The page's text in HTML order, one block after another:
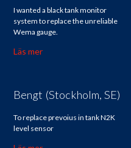
I wanted a black tank monitor
system to replace the unreliable
Wema gauge.
Läs mer
Bengt (Stockholm, SE)
To replace prevoius in tank N2K
level sensor